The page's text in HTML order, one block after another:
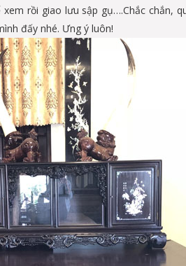
rồi giao lưu sập gụ….Chắc chắn,
đấy nhé. Ưng ý luôn!